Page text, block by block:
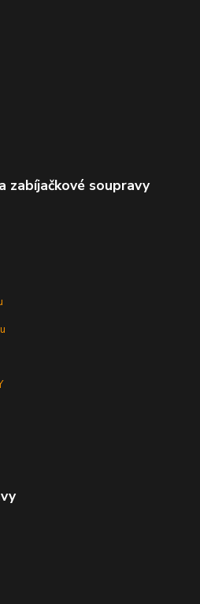
zabíjačkové soupravy